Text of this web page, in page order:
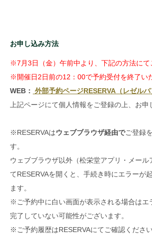
お申し込み方法
※7月3日（金）午前中より、下記の方法にて
※開催日2日前の12：00で予約受付を終了い
WEB： 外部予約ページRESERVA（レゼルバ
上記ページにて個人情報をご登録の上、お申
※RESERVAはウェブブラウザ経由でご登録
す。
ウェブブラウザ以外（松栄堂アプリ・メール
てRESERVAを開くと、手続き時にエラーが
ます。
※ご予約中に白い画面が表示される場合はエ
完了していない可能性がございます。
※ご予約履歴はRESERVAにてご確認ください